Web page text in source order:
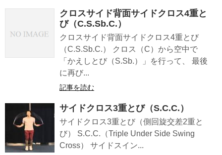
クロスサイド背面サイドクロス4重と
び（C.S.Sb.C.）
クロスサイド背面サイドクロス4重とび
（C.S.Sb.C.） クロス（C）から空中で
「かえしとび（S.Sb.）」を行って、 最後
に再び...
記事を読む
サイドクロス3重とび（S.C.C.）
サイドクロス3重とび（側回旋交差2重と
び） S.C.C.（Triple Under Side Swing
Cross） サイドスイン...